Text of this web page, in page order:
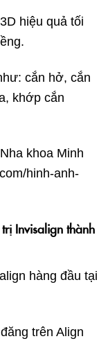
hiệu quả tối
cắn hở, cắn
khớp cắn
khoa Minh
hinh-anh-
Invisalign thành
hàng đầu tại
trên Align